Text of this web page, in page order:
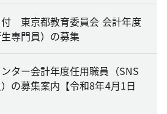
東京都教育委員会 会計年度
専門員）の募集
ター会計年度任用職員（SNS
の募集案内【令和8年4月1日